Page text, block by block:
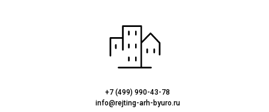
+7 (499) 990-43-78
info@rejting-arh-byuro.ru